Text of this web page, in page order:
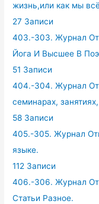
жизнь,или как мы
27 Записи
403.-303. Журнал
Йога И Высшее В
51 Записи
404.-304. Журнал
семинарах,
58 Записи
405.-305. Журнал
языке.
112 Записи
406.-306. Журнал
Статьи Разное.